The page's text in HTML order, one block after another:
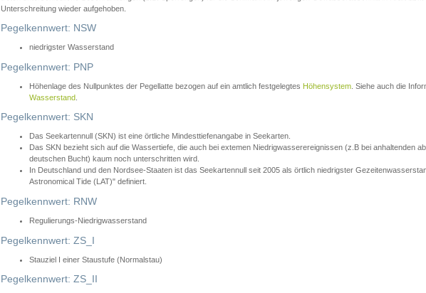
Unterschreitung wieder aufgehoben.
Pegelkennwert: NSW
niedrigster Wasserstand
Pegelkennwert: PNP
Höhenlage des Nullpunktes der Pegellatte bezogen auf ein amtlich festgelegtes Höhensystem . Siehe auch die
Wasserstand
Pegelkennwert: SKN
Das Seekartennull (SKN) ist eine örtliche Mindesttiefenangabe in Seekarten.
Das SKN bezieht sich auf die Wassertiefe, die auch bei extemen Niedrigwasserereignissen (z.B bei anhaltenden
deutschen Bucht) kaum noch unterschritten wird.
In Deutschland und den Nordsee-Staaten ist das Seekartennull seit 2005 als örtlich niedrigster
Astronomical Tide (LAT)" definiert.
Pegelkennwert: RNW
Regulierungs-Niedrigwasserstand
Pegelkennwert: ZS_I
Stauziel I einer Staustufe (Normalstau)
Pegelkennwert: ZS_II